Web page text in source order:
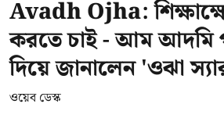
Avadh Ojha:
করতে চাই - আম আদমি
দিয়ে জানালেন 'ওঝা
ওয়েব ডেস্ক